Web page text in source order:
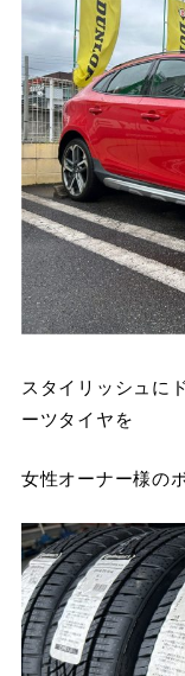
スタイリッシュに
ーツタイヤを
女性オーナー様の